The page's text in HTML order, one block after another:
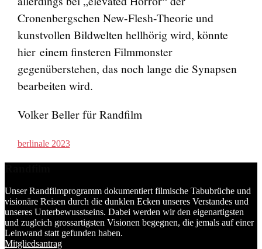
Cronenbergschen New-Flesh-Theorie und
kunstvollen Bildwelten hellhörig wird, könnte
hier einem finsteren Filmmonster
gegenüberstehen, das noch lange die Synapsen
bearbeiten wird.
Volker Beller für Randfilm
berlinale 2023
Unser Randfilmprogramm dokumentiert filmische Tabubrüche und
visionäre Reisen durch die dunklen Ecken unseres Verstandes und
unseres Unterbewusstseins. Dabei werden wir den eigenartigsten
und zugleich grossartigsten Visionen begegnen, die jemals auf einer
Leinwand statt gefunden haben.
Mitgliedsantrag